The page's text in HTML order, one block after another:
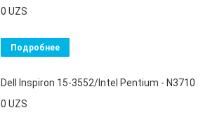
0 UZS
Подробнее
Dell Inspiron 15-3552/Intel Pentium - N3710
0 UZS